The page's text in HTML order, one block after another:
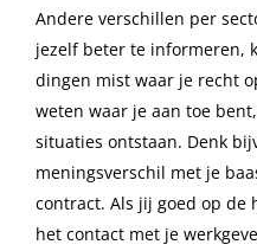
Andere verschillen per
jezelf beter te informeren,
dingen mist waar je recht
weten waar je aan toe
situaties ontstaan. Denk
meningsverschil met je
contract. Als jij goed op de
het contact met je